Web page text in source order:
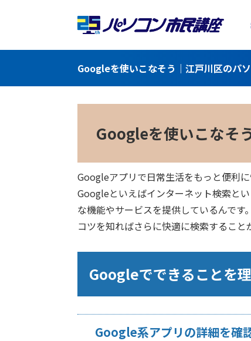
Googleを使いこなそう｜江戸川区のパ
Googleを使いこなそ
Googleアプリで日常生活をもっと便利に
Googleといえばインターネット検索と
な機能やサービスを提供しているんです。
コツを知ればさらに快適に検索するこ
Googleでできることを
Google系アプリの詳細を確